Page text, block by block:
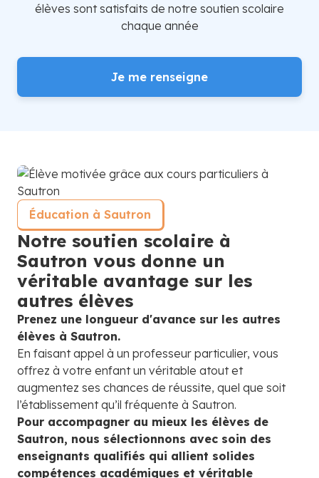
élèves sont satisfaits de notre soutien scolaire
chaque année
Je me renseigne
Éducation à Sautron
Notre soutien scolaire à
Sautron vous donne un
véritable avantage sur les
autres élèves
Prenez une longueur d'avance sur les autres
élèves à Sautron.
En faisant appel à un professeur particulier, vous
offrez à votre enfant un véritable atout et
augmentez ses chances de réussite, quel que soit
l’établissement qu’il fréquente à Sautron.
Pour accompagner au mieux les élèves de
Sautron, nous sélectionnons avec soin des
enseignants qualifiés qui allient solides
compétences académiques et véritable